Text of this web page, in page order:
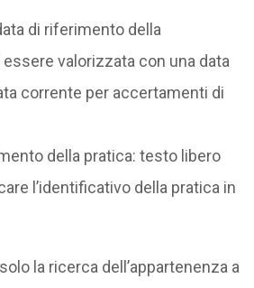
di riferimento della
valorizzata con una data
corrente per accertamenti di
della pratica: testo libero
l’identificativo della pratica in
la ricerca dell’appartenenza a